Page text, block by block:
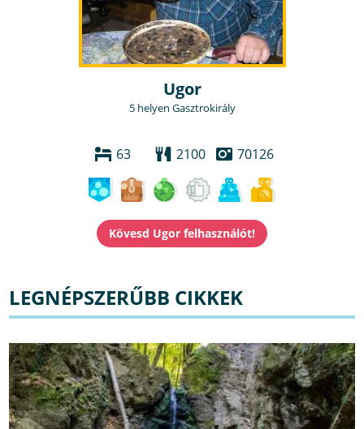
Ugor
5 helyen Gasztrokirály
63 2100 70126
LEGNÉPSZERŰBB CIKKEK